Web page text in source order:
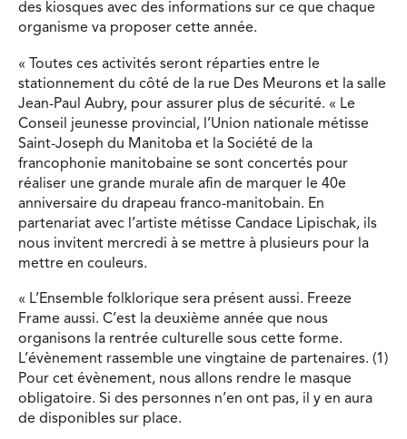
des kiosques avec des informations sur ce que chaque
organisme va proposer cette année.
« Toutes ces activités seront réparties entre le
stationnement du côté de la rue Des Meurons et la salle
Jean-Paul Aubry, pour assurer plus de sécurité. « Le
Conseil jeunesse provincial, l’Union nationale métisse
Saint-Joseph du Manitoba et la Société de la
francophonie manitobaine se sont concertés pour
réaliser une grande murale afin de marquer le 40e
anniversaire du drapeau franco-manitobain. En
partenariat avec l’artiste métisse Candace Lipischak, ils
nous invitent mercredi à se mettre à plusieurs pour la
mettre en couleurs.
« L’Ensemble folklorique sera présent aussi. Freeze
Frame aussi. C’est la deuxième année que nous
organisons la rentrée culturelle sous cette forme.
L’évènement rassemble une vingtaine de partenaires. (1)
Pour cet évènement, nous allons rendre le masque
obligatoire. Si des personnes n’en ont pas, il y en aura
de disponibles sur place.